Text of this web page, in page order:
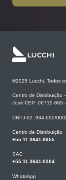
©2025 Lucchi. Todos
Centro de Distribuição
José CEP: 06715-865
CNPJ 62 .934.690/
Centro de Distribuição
+55 11 3641-9955
SAC
+55 11 3641-0304
WhatsApp